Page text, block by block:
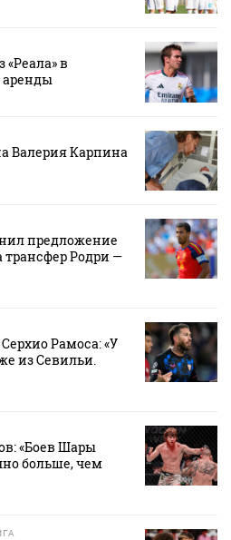
в
аренды
Валерия Карпина
предложение
трансфер Родри —
Рамоса: «У
из Севильи.
«Боев Шары
больше, чем